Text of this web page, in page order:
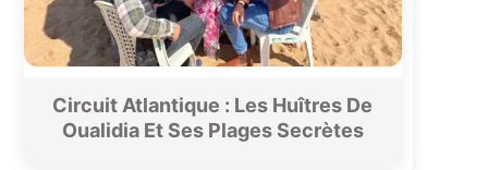
Circuit Atlantique : Les Huîtres De
Oualidia Et Ses Plages Secrètes